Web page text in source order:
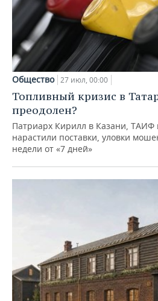
Общество 27 июл, 00:00
Топливный кризис в
преодолен?
Патриарх Кирилл в Казани, ТАИФ
нарастили поставки, уловки
недели от «7 дней»